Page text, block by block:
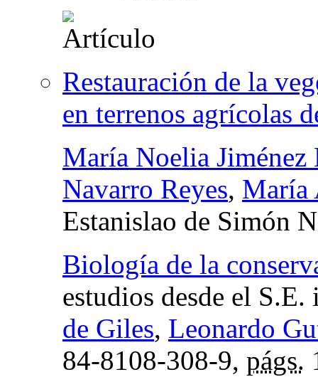
Restauración de la
en terrenos agrícolas
María Noelia Jiménez
Navarro Reyes, María
Estanislao de Simón
Biología de la
estudios desde el S.E.
de Giles, Leonardo
84-8108-308-9, págs.